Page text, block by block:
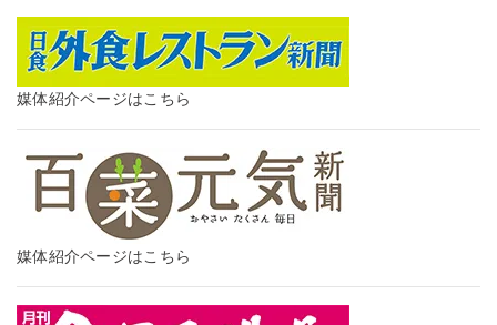
媒体紹介ページはこちら
媒体紹介ページはこちら